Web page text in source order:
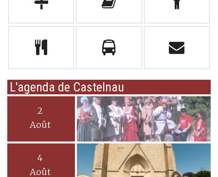
L'agenda de Castelnau
2
Août
4
Août